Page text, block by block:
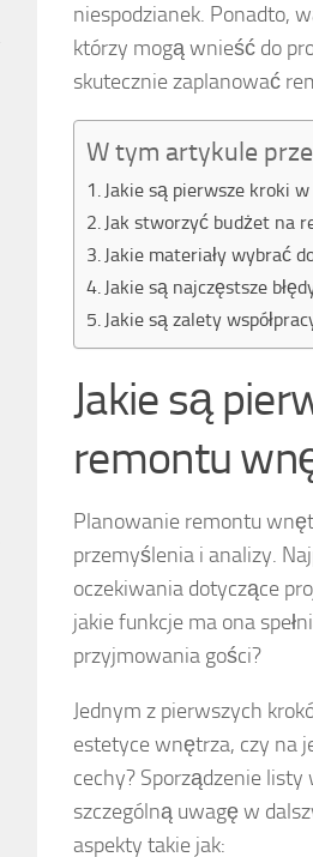
niespodzianek. Ponadto,
którzy mogą wnieść do
skutecznie zaplanować
W tym artykule
Jakie są pierwsze kroki
Jak stworzyć budżet na
Jakie materiały wybrać
Jakie są najczęstsze
Jakie są zalety
Jakie są
remontu
Planowanie remontu
przemyślenia i analizy.
oczekiwania dotyczące
jakie funkcje ma ona
przyjmowania gości?
Jednym z pierwszych
estetyce wnętrza, czy na
cechy? Sporządzenie
szczególną uwagę w
aspekty takie jak: